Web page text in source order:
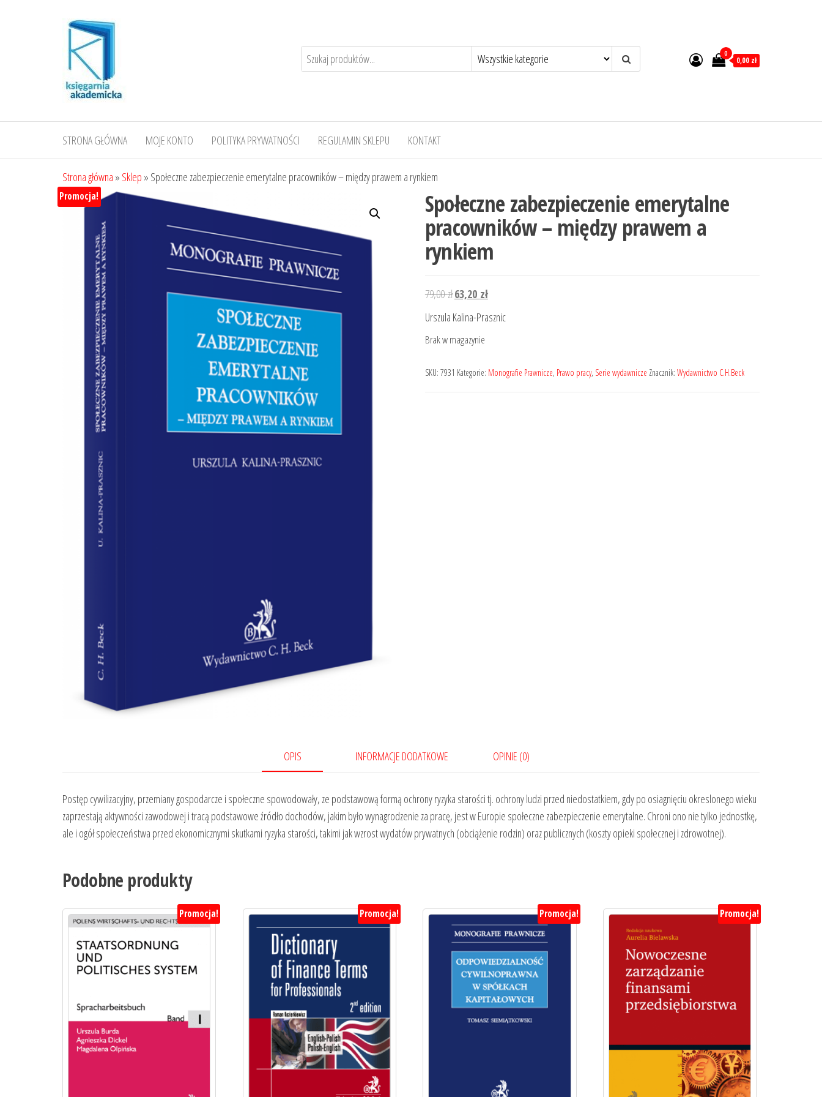
0
0,00 zł
STRONA GŁÓWNA MOJE KONTO POLITYKA PRYWATNOŚCI REGULAMIN SKLEPU KONTAKT
Strona główna » Sklep » Społeczne zabezpieczenie emerytalne pracowników – między prawem a rynkiem
Promocja! Społeczne zabezpieczenie emerytalne
pracowników – między prawem a
rynkiem
79,00złPierwotna
cena
79,00 zł.
63,20 złAktualna
cena
Urszula Kalina-Prasznic
Brak w magazynie
SKU: 7931 Kategorie: Monografie Prawnicze, Prawo pracy, Serie wydawnicze Znacznik: Wydawnictwo C.H.Beck
OPIS INFORMACJE DODATKOWE OPINIE (0)
Postęp cywilizacyjny, przemiany gospodarcze i społeczne spowodowały, ze podstawową formą ochrony ryzyka starości tj. ochrony ludzi przed niedostatkiem, gdy po osiagnięciu okreslonego wieku
zaprzestają aktywności zawodowej i tracą podstawowe źródło dochodów, jakim było wynagrodzenie za pracę, jest w Europie społeczne zabezpieczenie emerytalne. Chroni ono nie tylko jednostkę,
ale i ogół społeczeństwa przed ekonomicznymi skutkami ryzyka starości, takimi jak wzrost wydatów prywatnych (obciążenie rodzin) oraz publicznych (koszty opieki społecznej i zdrowotnej).
Podobne produkty
Promocja! Promocja! Promocja! Promocja!